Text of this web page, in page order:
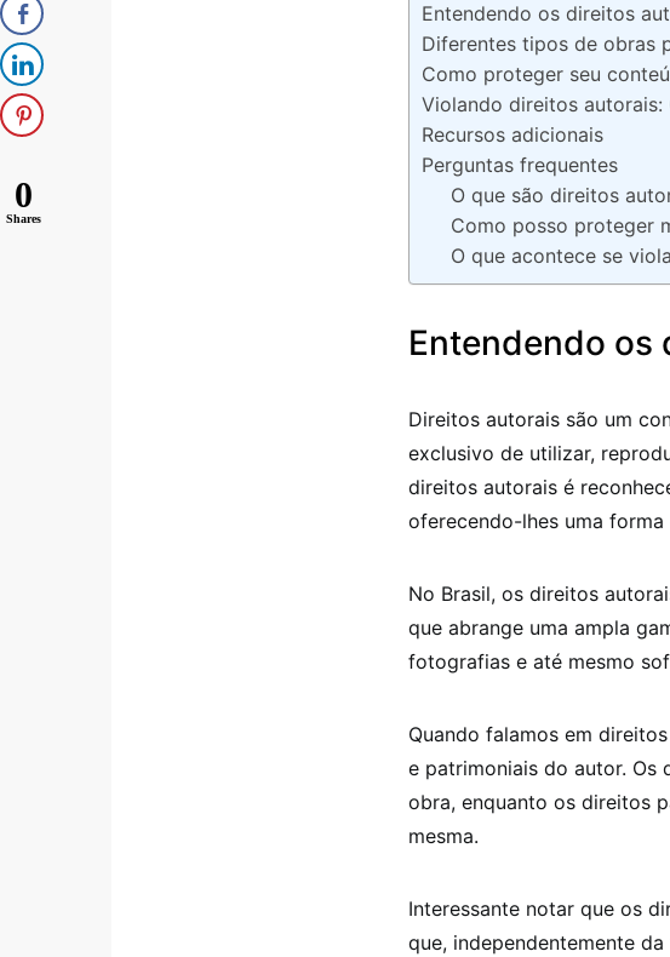
Entendendo os direitos
Diferentes tipos de obras
Como proteger seu
Violando direitos autorais:
Recursos adicionais
Perguntas frequentes
O que são direitos
Como posso proteger
O que acontece se
Entendendo os
Direitos autorais são um
exclusivo de utilizar,
direitos autorais é
oferecendo-lhes uma
No Brasil, os direitos
que abrange uma ampla
fotografias e até mesmo
Quando falamos em
e patrimoniais do autor. Os
obra, enquanto os direitos
mesma.
Interessante notar que os
que, independentemente
0
Shares